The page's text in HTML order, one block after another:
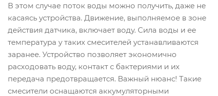
В этом случае поток воды можно получить, даже не
касаясь устройства. Движение, выполняемое в зоне
действия датчика, включает воду. Сила воды и ее
температура у таких смесителей устанавливаются
заранее. Устройство позволяет экономично
расходовать воду, контакт с бактериями и их
передача предотвращается. Важный нюанс! Такие
смесители оснащаются аккумуляторными